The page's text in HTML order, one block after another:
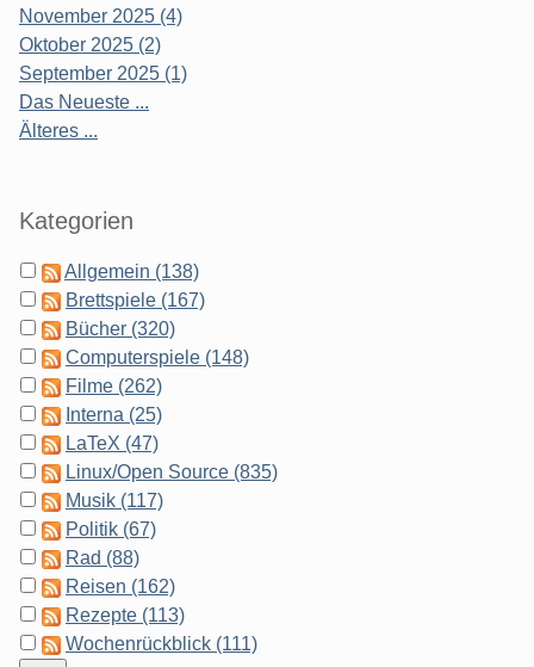
November 2025 (4)
Oktober 2025 (2)
September 2025 (1)
Das Neueste ...
Älteres ...
Kategorien
Allgemein (138)
Brettspiele (167)
Bücher (320)
Computerspiele (148)
Filme (262)
Interna (25)
LaTeX (47)
Linux/Open Source (835)
Musik (117)
Politik (67)
Rad (88)
Reisen (162)
Rezepte (113)
Wochenrückblick (111)